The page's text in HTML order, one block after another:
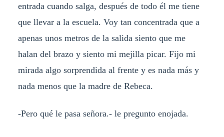
entrada cuando salga, después de todo él me tiene
que llevar a la escuela. Voy tan concentrada que a
apenas unos metros de la salida siento que me
halan del brazo y siento mi mejilla picar. Fijo mi
mirada algo sorprendida al frente y es nada más y
nada menos que la madre de Rebeca.
-Pero qué le pasa señora.- le pregunto enojada.